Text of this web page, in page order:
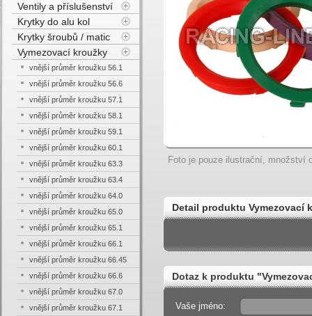
Foto je pouze ilustrační, množství
Detail produktu Vymezovací
Dotaz k produktu
Vaše jméno:
Ventily a příslušenství
Krytky do alu kol
Krytky šroubů / matic
Vymezovací kroužky
vnější průměr kroužku 56.1
vnější průměr kroužku 56.6
vnější průměr kroužku 57.1
vnější průměr kroužku 58.1
vnější průměr kroužku 59.1
vnější průměr kroužku 60.1
vnější průměr kroužku 63.3
vnější průměr kroužku 63.4
vnější průměr kroužku 64.0
vnější průměr kroužku 65.0
vnější průměr kroužku 65.1
vnější průměr kroužku 66.1
vnější průměr kroužku 66.45
vnější průměr kroužku 66.6
vnější průměr kroužku 67.0
vnější průměr kroužku 67.1